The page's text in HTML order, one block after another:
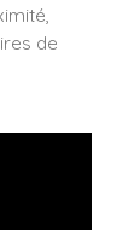
de